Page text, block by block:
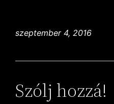
szeptember 4, 2016
Szólj hozzá!